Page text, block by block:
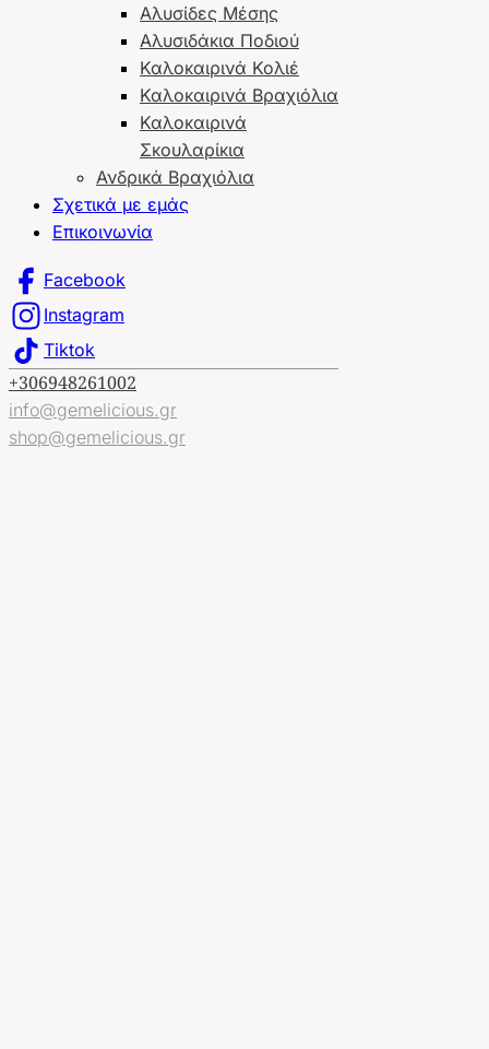
Αλυσίδες Μέσης
Αλυσιδάκια Ποδιού
Καλοκαιρινά Κολιέ
Καλοκαιρινά Βραχιόλια
Καλοκαιρινά
Σκουλαρίκια
Ανδρικά Βραχιόλια
Σχετικά με εμάς
Επικοινωνία
Facebook
Instagram
Tiktok
+306948261002
info@gemelicious.gr
shop@gemelicious.gr